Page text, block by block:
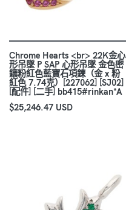
Chrome Hearts <br> 22K金心
形吊墜 P SAP 心形吊墜 金色密
鑲粉紅色藍寶石項鍊（金 x 粉
紅色 7.74克）[227062] [SJ02]
[配件] [二手] bb415#rinkan*A
$25,246.47 USD